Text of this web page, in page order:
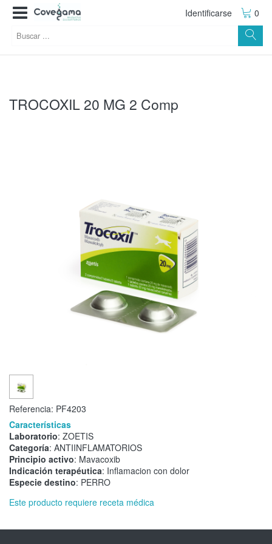
Identificarse 0
TROCOXIL 20 MG 2 Comp
Referencia: PF4203
Características
Laboratorio: ZOETIS
Categoría: ANTIINFLAMATORIOS
Principio activo: Mavacoxib
Indicación terapéutica: Inflamacion con dolor
Especie destino: PERRO
Este producto requiere receta médica